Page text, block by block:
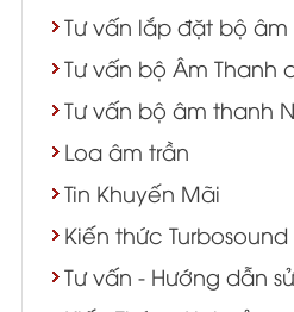
Tư vấn lắp đặt bộ
Tư vấn bộ Âm Thanh
Tư vấn bộ âm thanh
Loa âm trần
Tin Khuyến Mãi
Kiến thức Turbosound
Tư vấn - Hướng dẫn